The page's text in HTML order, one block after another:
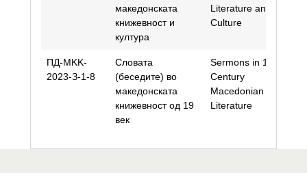
македонската
книжевност и
култура
Literature and
Culture
ПД-МKK-
2023-З-1-8
Словата
(беседите) во
македонската
книжевност од 19
век
Sermons in 19th
Century
Macedonian
Literature